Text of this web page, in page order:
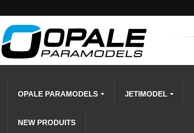
OPALE PARAMODELS JETIMODEL
NEW PRODUITS